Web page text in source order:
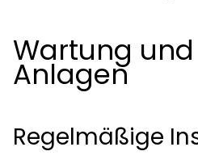
Wartung
Anlagen
Regelmäßige